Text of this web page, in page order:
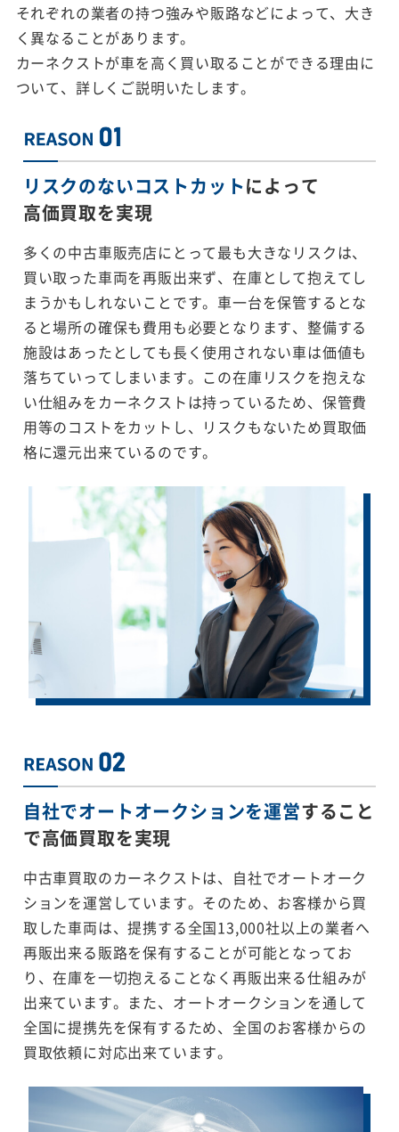
それぞれの業者の持つ強みや販路などによって、大き
く異なることがあります。
カーネクストが車を高く買い取ることができる理由に
ついて、詳しくご説明いたします。
リスクのないコストカットによって
高価買取を実現
多くの中古車販売店にとって最も大きなリスクは、
買い取った車両を再販出来ず、在庫として抱えてし
まうかもしれないことです。車一台を保管するとな
ると場所の確保も費用も必要となります、整備する
施設はあったとしても長く使用されない車は価値も
落ちていってしまいます。この在庫リスクを抱えな
い仕組みをカーネクストは持っているため、保管費
用等のコストをカットし、リスクもないため買取価
格に還元出来ているのです。
自社でオートオークションを運営すること
で高価買取を実現
中古車買取のカーネクストは、自社でオートオーク
ションを運営しています。そのため、お客様から買
取した車両は、提携する全国13,000社以上の業者へ
再販出来る販路を保有することが可能となってお
り、在庫を一切抱えることなく再販出来る仕組みが
出来ています。また、オートオークションを通して
全国に提携先を保有するため、全国のお客様からの
買取依頼に対応出来ています。